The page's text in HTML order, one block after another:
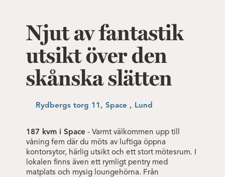
Njut av fantastik
utsikt över den
skånska slätten
Rydbergs torg 11, Space , Lund
187 kvm i Space - Varmt välkommen upp till
våning fem där du möts av luftiga öppna
kontorsytor, härlig utsikt och ett stort mötesrum. I
lokalen finns även ett rymligt pentry med
matplats och mysig loungehörna. Från